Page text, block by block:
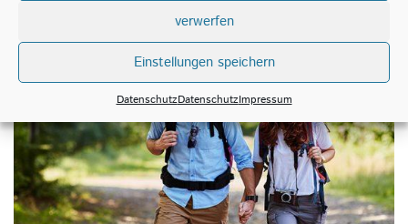
verwerfen
Einstellungen speichern
DatenschutzDatenschutzImpressum